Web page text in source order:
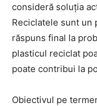
consideră soluția
Reciclatele sunt un
răspuns final la
plasticul reciclat
poate contribui la
Obiectivul pe